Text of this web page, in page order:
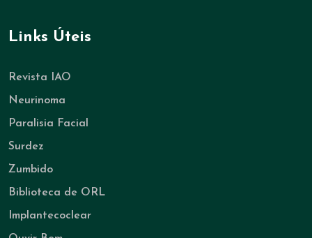
Links Úteis
Revista IAO
Neurinoma
Paralisia Facial
Surdez
Zumbido
Biblioteca de ORL
Implantecoclear